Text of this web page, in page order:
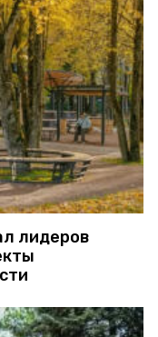
лидеров